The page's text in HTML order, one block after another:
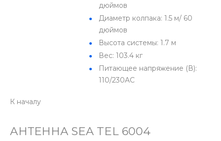
дюймов
Диаметр колпака: 1.5 м/ 60
дюймов
Высота системы: 1.7 м
Вес: 103.4 кг
Питающее напряжение (В):
110/230AC
К началу
АНТЕННА SEA TEL 6004